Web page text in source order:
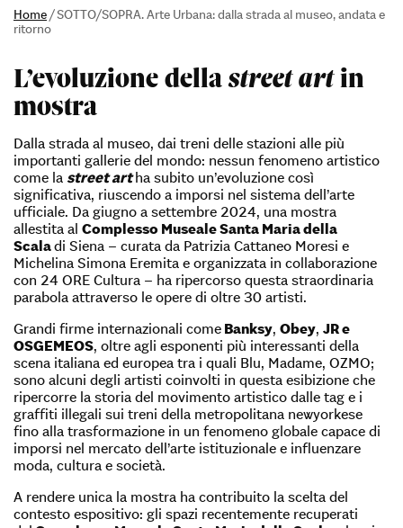
Home/SOTTO/SOPRA. Arte Urbana: dalla strada al museo, andata e
ritorno
L’evoluzione dellastreet artin
mostra
Dalla strada al museo, dai treni delle stazioni alle più
importanti gallerie del mondo: nessun fenomeno artistico
come la street artha subito un’evoluzione così
significativa, riuscendo a imporsi nel sistema dell’arte
ufficiale. Da giugno a settembre 2024, una mostra
allestita al Complesso Museale Santa Maria della
Scaladi Siena – curata da Patrizia Cattaneo Moresi e
Michelina Simona Eremita e organizzata in collaborazione
con 24 ORE Cultura – ha ripercorso questa straordinaria
parabola attraverso le opere di oltre 30 artisti.
Grandi firme internazionali come Banksy, Obey, JR e
OSGEMEOS, oltre agli esponenti più interessanti della
scena italiana ed europea tra i quali Blu, Madame, OZMO;
sono alcuni degli artisti coinvolti in questa esibizione che
ripercorre la storia del movimento artistico dalle tag e i
graffiti illegali sui treni della metropolitana newyorkese
fino alla trasformazione in un fenomeno globale capace di
imporsi nel mercato dell’arte istituzionale e influenzare
moda, cultura e società.
A rendere unica la mostra ha contribuito la scelta del
contesto espositivo: gli spazi recentemente recuperati